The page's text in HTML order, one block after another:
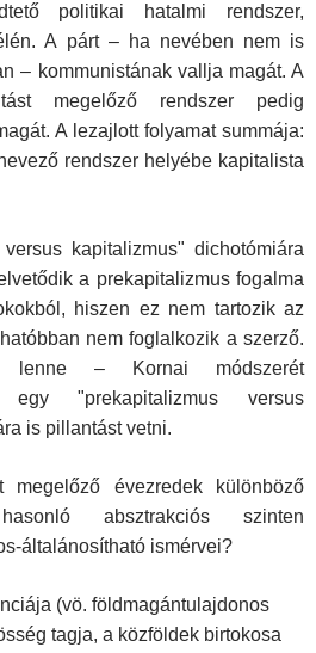
politikai hatalmi rendszer,
A párt – ha nevében nem is
– kommunistának vallja magát. A
megelőző rendszer pedig
A lezajlott folyamat summája:
rendszer helyébe kapitalista
kapitalizmus" dichotómiára
a prekapitalizmus fogalma
hiszen ez nem tartozik az
nem foglalkozik a szerző.
lenne – Kornai módszerét
egy "prekapitalizmus versus
is pillantást vetni.
megelőző évezredek különböző
absztrakciós szinten
általánosítható ismérvei?
(vö. földmagántulajdonos
tagja, a közföldek birtokosa